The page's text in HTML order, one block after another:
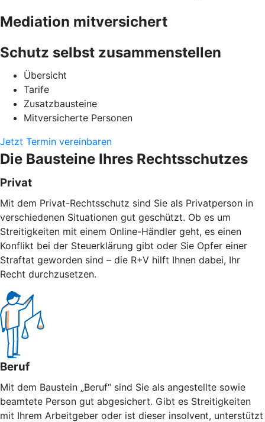
Mediation mitversichert
Schutz selbst zusammenstellen
Übersicht
Tarife
Zusatzbausteine
Mitversicherte Personen
Jetzt Termin vereinbaren
Die Bausteine Ihres Rechtsschutzes
Privat
Mit dem Privat-Rechtsschutz sind Sie als Privatperson in
verschiedenen Situationen gut geschützt. Ob es um
Streitigkeiten mit einem Online-Händler geht, es einen
Konflikt bei der Steuerklärung gibt oder Sie Opfer einer
Straftat geworden sind – die R+V hilft Ihnen dabei, Ihr
Recht durchzusetzen.
Beruf
Mit dem Baustein „Beruf“ sind Sie als angestellte sowie
beamtete Person gut abgesichert. Gibt es Streitigkeiten
mit Ihrem Arbeitgeber oder ist dieser insolvent, unterstützt